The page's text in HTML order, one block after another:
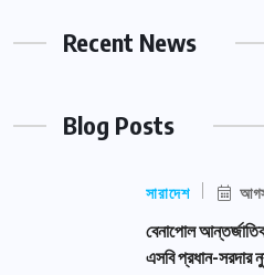
Recent News
Blog Posts
সারাদেশ
বেনাপোল
এসবি প্রধান-সরদার